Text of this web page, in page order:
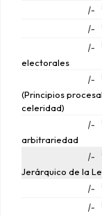
|-
|-
|-
electorales
|-
(Principios
celeridad)
|-
arbitrariedad
|-
Jerárquico de la
|-
|-